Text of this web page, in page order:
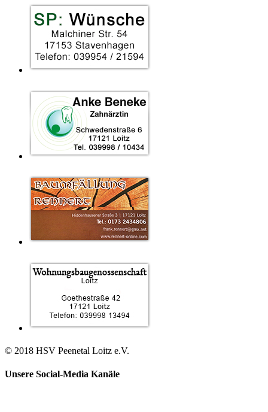
© 2018 HSV Peenetal Loitz e.V.
Unsere Social-Media Kanäle